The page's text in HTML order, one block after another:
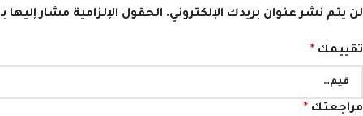
لن يتم نشر عنوان بريدك الإلكتروني. الحقول الإلزامية مشار إليها
تقييمك *
مراجعتك *